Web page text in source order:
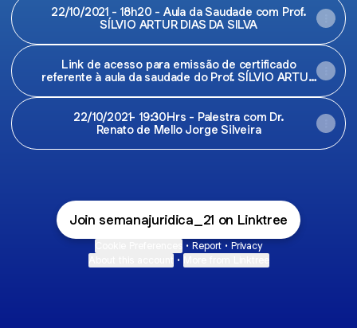
22/10/2021 - 18h20 - Aula da Saudade com Prof.
SÍLVIO ARTUR DIAS DA SILVA
Link de acesso para emissão de certificado
referente à aula da saudade do Prof. SÍLVIO ARTUR
22/10/2021- 19:30Hrs - Palestra com Dr.
Renato de Mello Jorge Silveira
Join semanajuridica_21 on Linktree
• Report • Privacy
•